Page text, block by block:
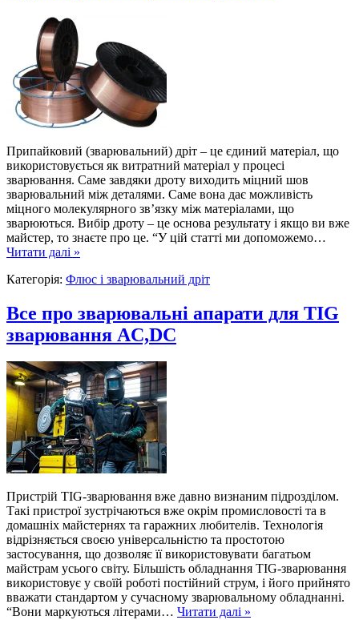
Припайковий (зварювальний) дріт – це єдиний матеріал, що
використовується як витратний матеріал у процесі
зварювання. Саме завдяки дроту виходить міцний шов
зварювальний між деталями. Саме вона дає можливість
міцного молекулярного зв’язку між матеріалами, що
зварюються. Вибір дроту – це основа результату і якщо ви вже
майстер, то знаєте про це. “У цій статті ми допоможемо…
Читати далі »
Категорія: Флюс і зварювальний дріт
Все про зварювальні апарати для TIG
зварювання AC,DC
Пристрій TIG-зварювання вже давно визнаним підрозділом.
Такі пристрої зустрічаються вже окрім промисловості та в
домашніх майстернях та гаражних любителів. Технологія
відрізняється своєю універсальністю та простотою
застосування, що дозволяє її використовувати багатьом
майстрам усього світу. Більшість обладнання TIG-зварювання
використовує у своїй роботі постійний струм, і його прийнято
вважати стандартом у сучасному зварювальному обладнанні.
“Вони маркуються літерами… Читати далі »